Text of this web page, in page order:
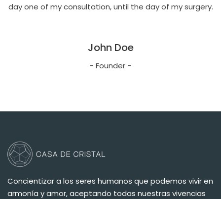
day one of my consultation, until the day of my surgery.
John Doe
- Founder -
Concientizar a los seres humanos que podemos vivir en
armonía y amor, aceptando todas nuestras vivencias